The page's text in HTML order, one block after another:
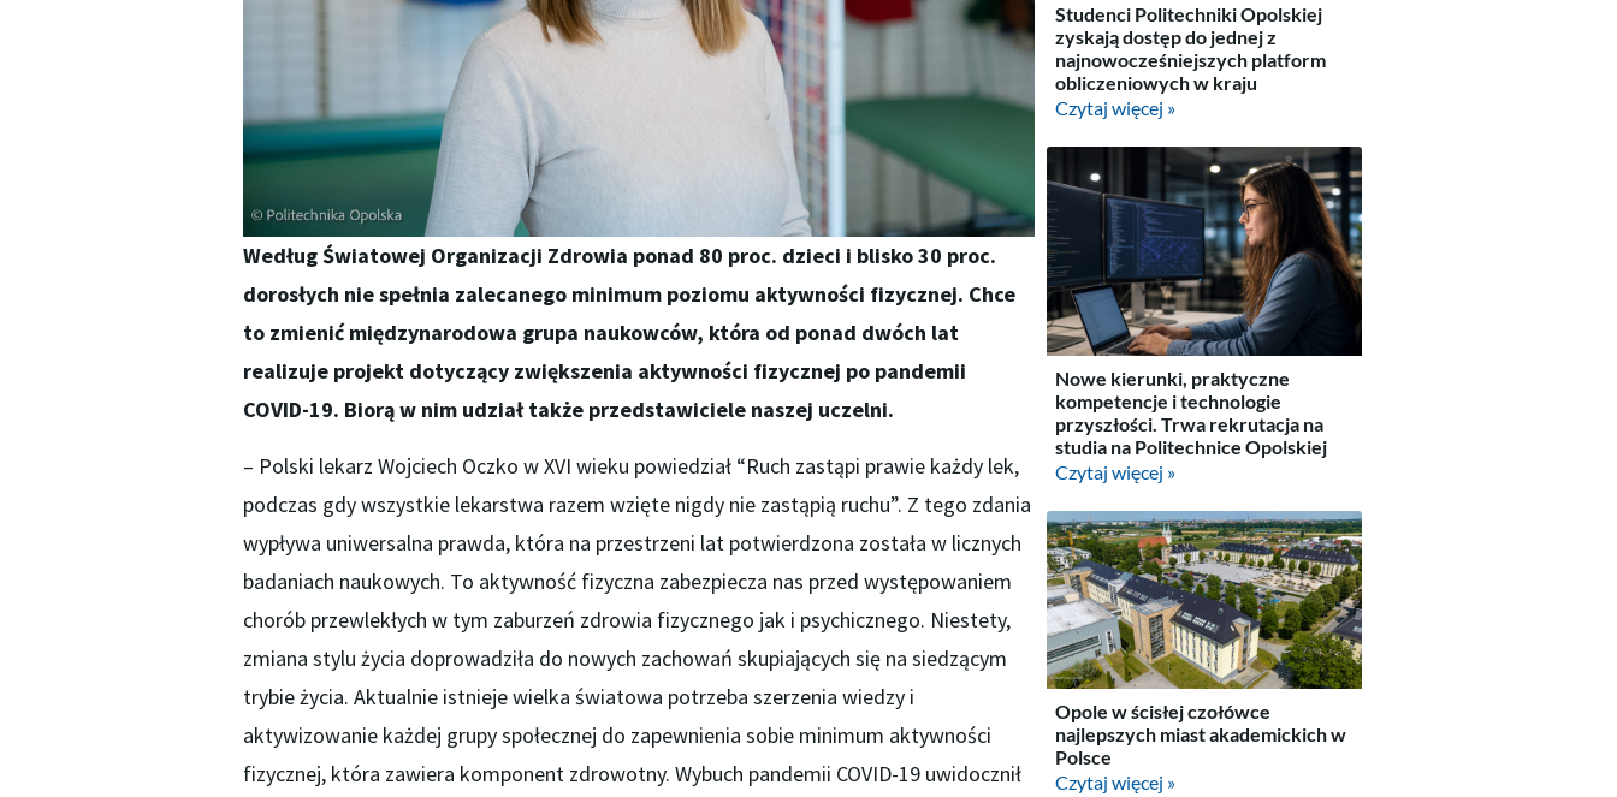
Według Światowej Organizacji Zdrowia ponad 80 proc. dzieci i blisko 30 proc.
dorosłych nie spełnia zalecanego minimum poziomu aktywności fizycznej. Chce
to zmienić międzynarodowa grupa naukowców, która od ponad dwóch lat
realizuje projekt dotyczący zwiększenia aktywności fizycznej po pandemii
COVID-19. Biorą w nim udział także przedstawiciele naszej uczelni.
– Polski lekarz Wojciech Oczko w XVI wieku powiedział “Ruch zastąpi prawie każdy lek,
podczas gdy wszystkie lekarstwa razem wzięte nigdy nie zastąpią ruchu”. Z tego zdania
wypływa uniwersalna prawda, która na przestrzeni lat potwierdzona została w licznych
badaniach naukowych. To aktywność fizyczna zabezpiecza nas przed występowaniem
chorób przewlekłych w tym zaburzeń zdrowia fizycznego jak i psychicznego. Niestety,
zmiana stylu życia doprowadziła do nowych zachowań skupiających się na siedzącym
trybie życia. Aktualnie istnieje wielka światowa potrzeba szerzenia wiedzy i
aktywizowanie każdej grupy społecznej do zapewnienia sobie minimum aktywności
fizycznej, która zawiera komponent zdrowotny. Wybuch pandemii COVID-19 uwidocznił
Studenci Politechniki Opolskiej
zyskają dostęp do jednej z
najnowocześniejszych platform
obliczeniowych w kraju
Czytaj więcej »
Nowe kierunki, praktyczne
kompetencje i technologie
przyszłości. Trwa rekrutacja na
studia na Politechnice Opolskiej
Czytaj więcej »
Opole w ścisłej czołówce
najlepszych miast akademickich w
Polsce
Czytaj więcej »